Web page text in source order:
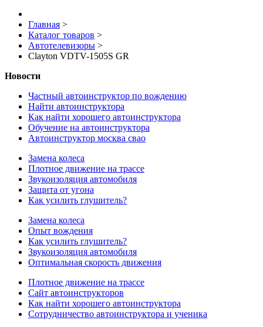
Главная >
Каталог товаров >
Автотелевизоры >
Clayton VDTV-1505S GR
Новости
Частный автоинструктор по вождению
Найти автоинструктора
Как найти хорошего автоинструктора
Обучение на автоинструктора
Автоинструктор москва свао
Замена колеса
Плотное движение на трассе
Звукоизоляция автомобиля
Защита от угона
Как усилить глушитель?
Замена колеса
Опыт вождения
Как усилить глушитель?
Звукоизоляция автомобиля
Оптимальная скорость движения
Плотное движение на трассе
Сайт автоинструкторов
Как найти хорошего автоинструктора
Сотрудничество автоинструктора и ученика